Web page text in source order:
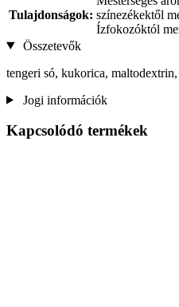
Tulajdonságok: színezékektől
Ízfokozóktól
Összetevők
tengeri só, kukorica,
Jogi információk
Kapcsolódó termékek